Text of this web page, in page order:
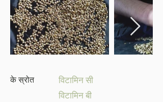
के स्रोत
विटामिन सी
विटामिन बी